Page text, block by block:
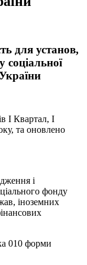
для установ,
соціальної
І Квартал, І
та оновлено
і
фонду
іноземних
010 форми